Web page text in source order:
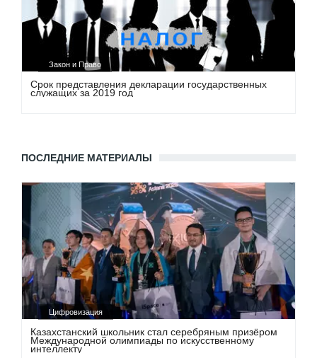
Закон и Право
Срок представления декларации государственных
служащих за 2019 год
ПОСЛЕДНИЕ МАТЕРИАЛЫ
Цифровизация
Казахстанский школьник стал серебряным призёром
Международной олимпиады по искусственному
интеллекту